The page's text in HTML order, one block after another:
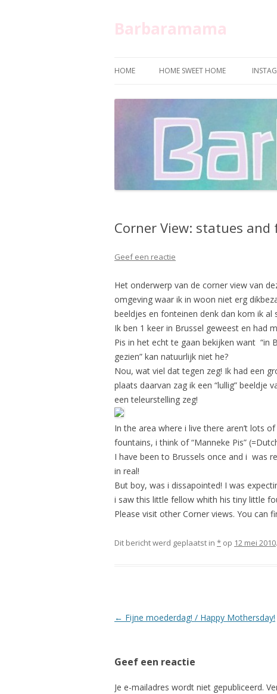
Barbaramama
HOME HOME SWEET HOME
Corner View: statues
Geef een reactie
Het onderwerp van de corner view van
omgeving waar ik in woon niet erg
beeldjes en fonteinen denk dan kom ik al
Ik ben 1 keer in Brussel geweest en had
Pis in het echt te gaan bekijken want “in
gezien” kan natuurlijk niet he?
Nou, wat viel dat tegen zeg! Ik had een
plaats daarvan zag ik een “lullig” beeldje
een teleurstelling zeg!
In the area where i live there aren’t lots
fountains, i think of “Manneke Pis”
I have been to Brussels once and i was
in real!
But boy, was i dissapointed! I was
i saw this little fellow whith his tiny little
Please visit other Corner views. You can
Dit bericht werd geplaatst in * op 12 mei 2010.
Berichtnavigatie
← Fijne moederdag! / Happy Mothersday!
Geef een reactie
Je e-mailadres wordt niet gepubliceerd.